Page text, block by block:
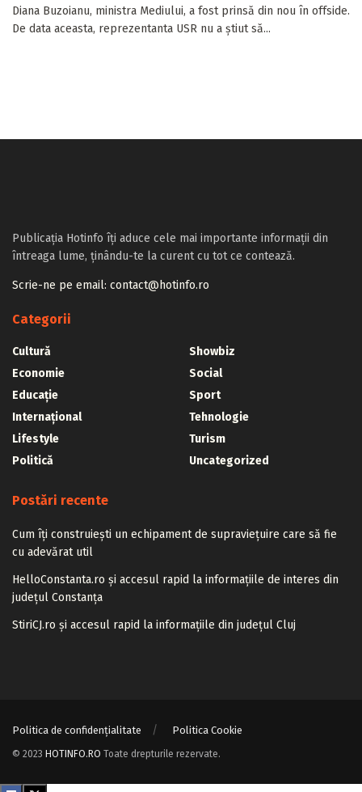
Diana Buzoianu, ministra Mediului, a fost prinsă din nou în offside.
De data aceasta, reprezentanta USR nu a știut să...
Publicația Hotinfo îți aduce cele mai importante informații din
întreaga lume, ținându-te la curent cu tot ce contează.
Scrie-ne pe email: contact@hotinfo.ro
Categorii
Cultură
Economie
Educație
Internațional
Lifestyle
Politică
Showbiz
Social
Sport
Tehnologie
Turism
Uncategorized
Postări recente
Cum îți construiești un echipament de supraviețuire care să fie
cu adevărat util
HelloConstanta.ro și accesul rapid la informațiile de interes din
județul Constanța
StiriCJ.ro și accesul rapid la informațiile din județul Cluj
Politica de confidențialitate Politica Cookie
© 2023 HOTINFO.RO Toate drepturile rezervate.